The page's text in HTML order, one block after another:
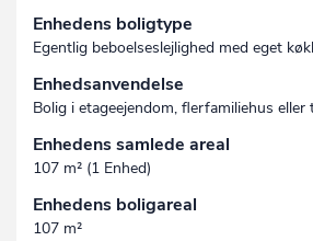
Enhedens boligtype
Egentlig beboelseslejlighed med eget
Enhedsanvendelse
Bolig i etageejendom, flerfamiliehus
Enhedens samlede areal
107 m² (1 Enhed)
Enhedens boligareal
107 m²